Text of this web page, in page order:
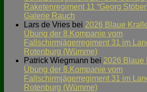
Raketenregiment 11 “Georg
Galerie Rauch
Lars de Vries bei 2026 Blaue
Übung der 8.Kompanie vom
Fallschirmjägerregiment 31 im
Rotenburg (Wümme)
Patrick Wiegmann bei 2026 Blaue
Übung der 8.Kompanie vom
Fallschirmjägerregiment 31 im
Rotenburg (Wümme)